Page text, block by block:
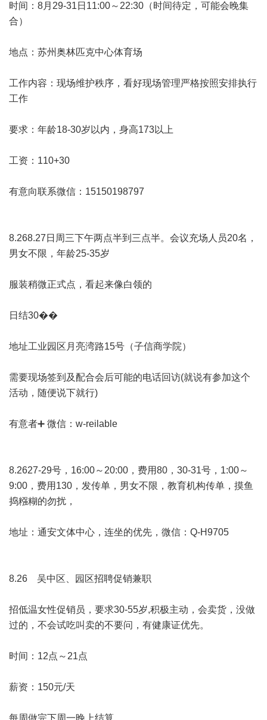
时间：8月29-31日11:00～22:30（时间待定，可能会晚集
合）
地点：苏州奥林匹克中心体育场
工作内容：现场维护秩序，看好现场管理严格按照安排执行
工作
要求：年龄18-30岁以内，身高173以上
工资：110+30
有意向联系微信：15150198797
8.268.27日周三下午两点半到三点半。会议充场人员20名，
男女不限，年龄25-35岁
服装稍微正式点，看起来像白领的
日结30��
地址工业园区月亮湾路15号（子信商学院）
需要现场签到及配合会后可能的电话回访(就说有参加这个
活动，随便说下就行)
有意者➕ 微信：w-reilable
8.2627-29号，16:00～20:00，费用80，30-31号，1:00～
9:00，费用130，发传单，男女不限，教育机构传单，摸鱼
捣糨糊的勿扰，
地址：通安文体中心，连坐的优先，微信：Q-H9705
8.26 吴中区、园区招聘促销兼职
招低温女性促销员，要求30-55岁,积极主动，会卖货，没做
过的，不会试吃叫卖的不要问，有健康证优先。
时间：12点～21点
薪资：150元/天